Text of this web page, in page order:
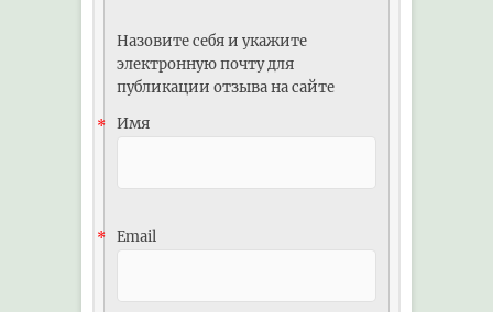
Назовите себя и укажите
электронную почту для
публикации отзыва на сайте
Имя
*
Email
*